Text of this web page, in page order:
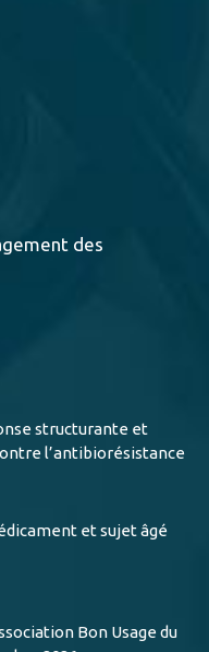
des
structurante et
l’antibiorésistance
et sujet âgé
Bon Usage du